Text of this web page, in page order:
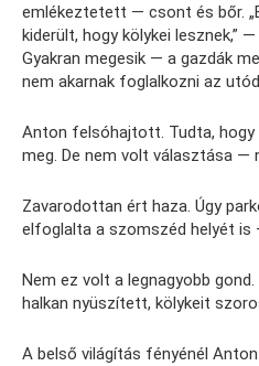
emlékeztetett — csont és bőr.
kiderült, hogy kölykei lesznek,”
Gyakran megesik — a gazdák
nem akarnak foglalkozni az
Anton felsóhajtott. Tudta,
meg. De nem volt választása
Zavarodottan ért haza. Úgy
elfoglalta a szomszéd helyét
Nem ez volt a legnagyobb
halkan nyüszített, kölykeit
A belső világítás fényénél